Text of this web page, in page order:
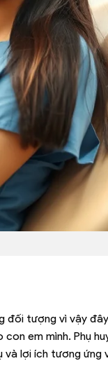
đối tượng vì vậy
em mình. Phụ
và lợi ích tương ứng